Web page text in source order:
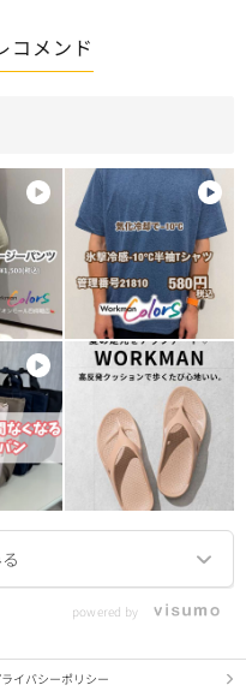
コメンド
powered by
イバシーポリシー